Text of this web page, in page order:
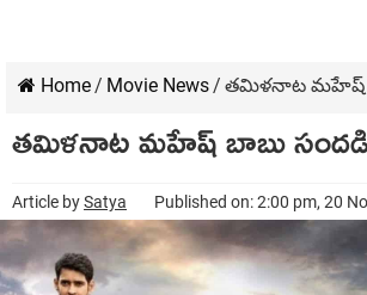
Home/ Movie News/ తమిళనాట మహేష్
తమిళనాట మహేష్ బాబు సందడి
Article bySatya Published on: 2:00 pm, 20